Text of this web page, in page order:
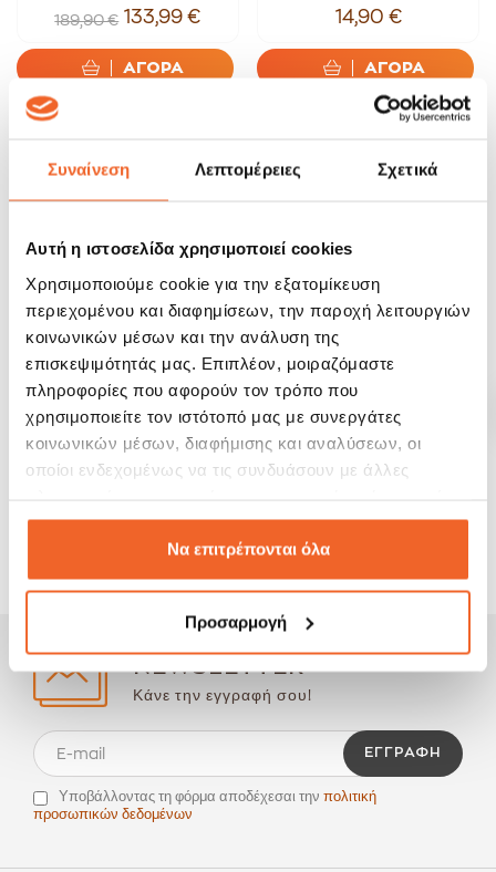
Συναίνεση Λεπτομέρειες Σχετικά
Αυτή η ιστοσελίδα χρησιμοποιεί cookies
Χρησιμοποιούμε cookie για την εξατομίκευση
περιεχομένου και διαφημίσεων, την παροχή λειτουργιών
κοινωνικών μέσων και την ανάλυση της
επισκεψιμότητάς μας. Επιπλέον, μοιραζόμαστε
πληροφορίες που αφορούν τον τρόπο που
χρησιμοποιείτε τον ιστότοπό μας με συνεργάτες
κοινωνικών μέσων, διαφήμισης και αναλύσεων, οι
οποίοι ενδεχομένως να τις συνδυάσουν με άλλες
έχουν συλλέξει σε σχέση με την από μέρους σας χρήση
των υπηρεσιών τους.Να επιτρέπονται όλα
Προσαρμογή
189,90 € 133,99 €
ΑΓΟΡΑ
14,90 €
ΑΓΟΡΑ
Pyramis Χύτρα Ταχύτητος
Optimum Plus 6lit
126,50 € 91,99 €
ΑΓΟΡΑ
NEWSLETTER
Κάνε την εγγραφή σου!
ΕΓΓΡΑΦΉ
Υποβάλλοντας τη φόρμα αποδέχεσαι την πολιτική
προσωπικών δεδομένων